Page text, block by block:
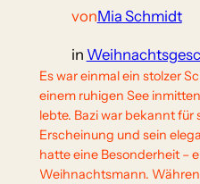
vonMia Schmidt
in
Es war einmal ein stolzer
einem ruhigen See
lebte. Bazi war bekannt für
Erscheinung und sein
hatte eine Besonderheit –
Weihnachtsmann.